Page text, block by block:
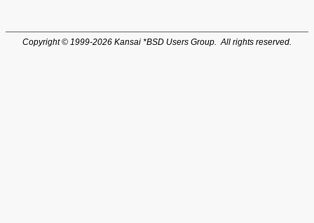
Copyright © 1999-2026 Kansai *BSD Users Group. All rights reserved.